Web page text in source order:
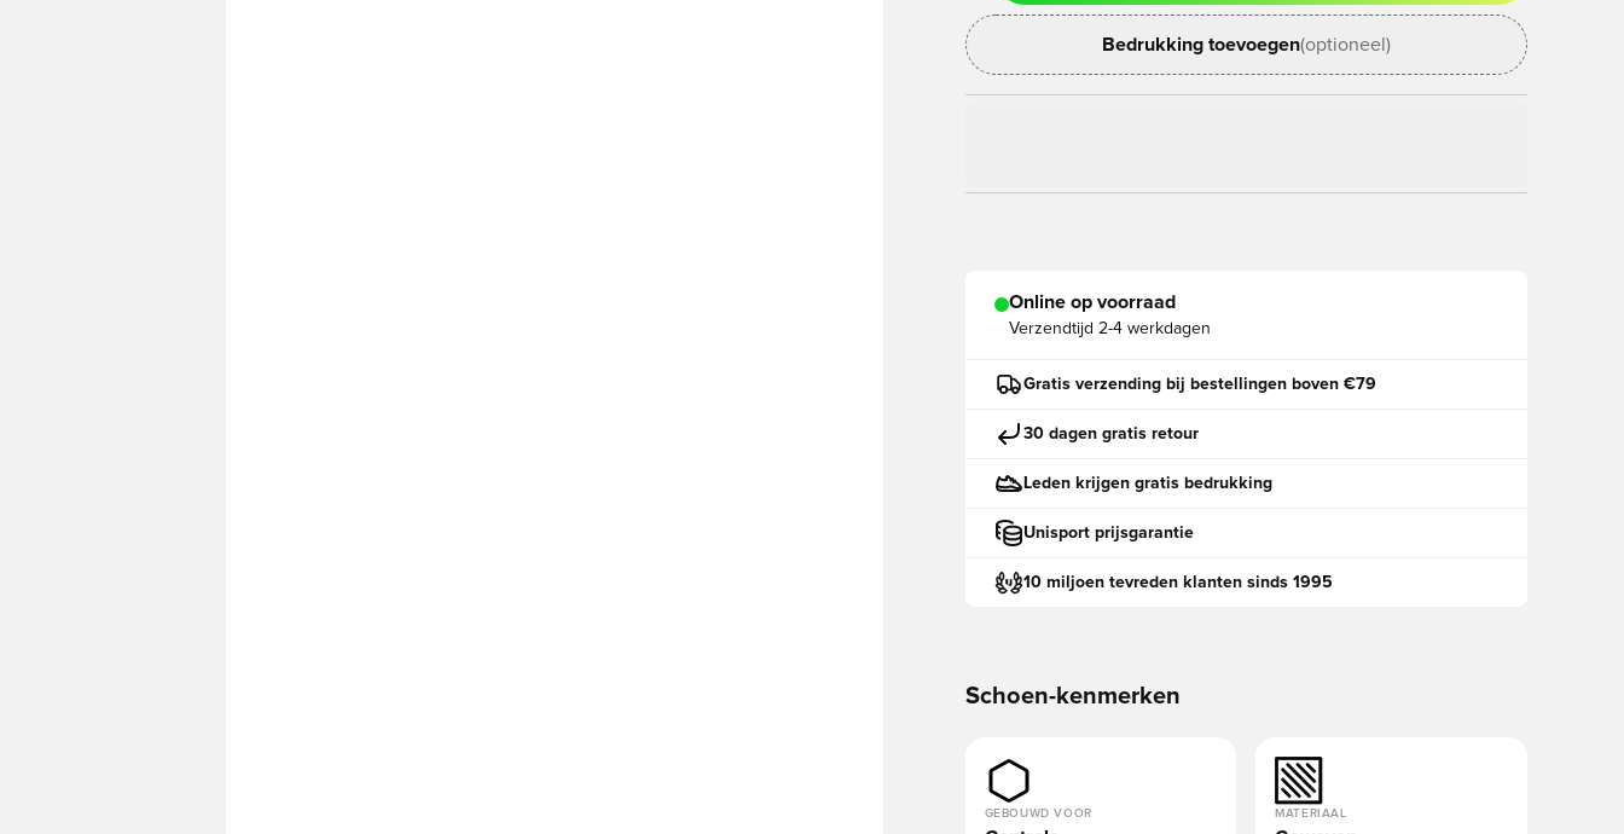
Bedrukking toevoegen(optioneel)
Online op voorraad
Verzendtijd 2-4 werkdagen
Gratis verzending bij bestellingen boven €79
30 dagen gratis retour
Leden krijgen gratis bedrukking
Unisport prijsgarantie
10 miljoen tevreden klanten sinds 1995
Schoen-kenmerken
GEBOUWD VOOR MATERIAAL